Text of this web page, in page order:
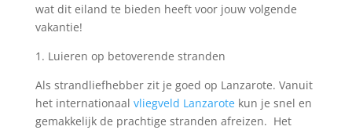
wat dit eiland te bieden heeft voor jouw volgende
vakantie!
1. Luieren op betoverende stranden
Als strandliefhebber zit je goed op Lanzarote. Vanuit
het internationaal vliegveld Lanzarotekun je snel en
gemakkelijk de prachtige stranden afreizen. Het